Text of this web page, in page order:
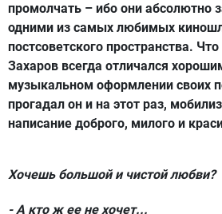
промолчать – ибо они абсолютно
одними из самых любимых
постсоветского пространства.
Захаров всегда отличался
музыкальном оформлении своих
прогадал он и на этот раз,
написание доброго, милого и
Хочешь большой и чистой любви?
- А кто ж ее не хочет...